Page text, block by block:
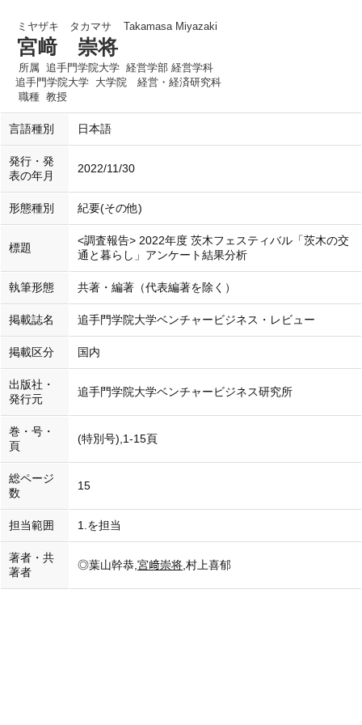
ミヤザキ タカマサ Takamasa Miyazaki
宮﨑 崇将
所属 追手門学院大学 経営学部 経営学科
追手門学院大学 大学院 経営・経済研究科
職種 教授
言語種別 日本語
発行・発
表の年月
2022/11/30
形態種別 紀要(その他)
標題
<調査報告> 2022年度 茨木フェスティバル「茨木の交
通と暮らし」アンケート結果分析
執筆形態 共著・編著（代表編著を除く）
掲載誌名 追手門学院大学ベンチャービジネス・レビュー
掲載区分 国内
出版社・
発行元
追手門学院大学ベンチャービジネス研究所
巻・号・
頁
(特別号),1-15頁
総ページ
数
15
担当範囲 1.を担当
著者・共
著者
◎葉山幹恭,宮﨑崇将,村上喜郁